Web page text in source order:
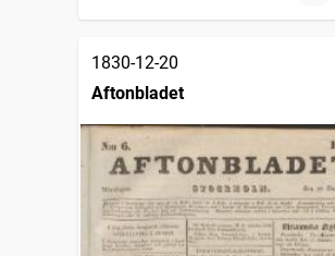
1830-12-20
Aftonbladet